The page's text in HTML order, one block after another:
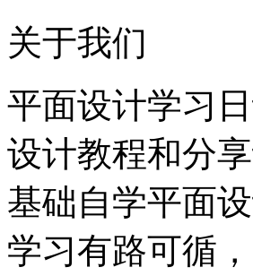
关于我们
平面设计学习
设计教程和分
基础自学平面
学习有路可循